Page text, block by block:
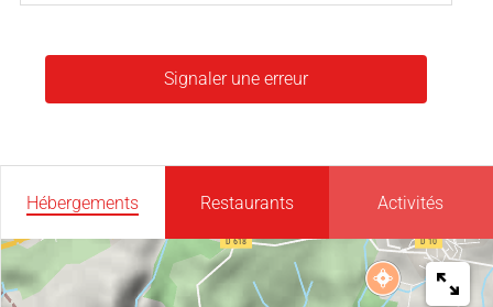
Signaler une erreur
Hébergements Restaurants Activités